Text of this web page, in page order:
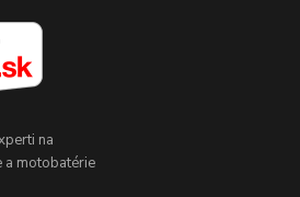
na
a motobatérie